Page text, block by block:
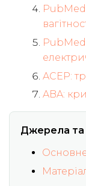
ACEP:
ABA:
Джерела та